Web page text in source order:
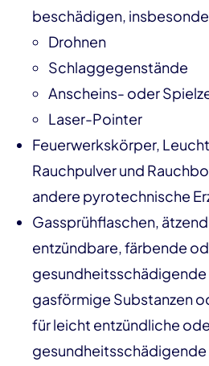
beschädigen,
Drohnen
Schlaggegenstände
Anscheins- oder
Laser-Pointer
Feuerwerkskörper,
Rauchpulver und
andere pyrotechnische
Gassprühflaschen,
entzündbare, färbende
gasförmige Substanzen
für leicht entzündliche
gesundheitsschädigende